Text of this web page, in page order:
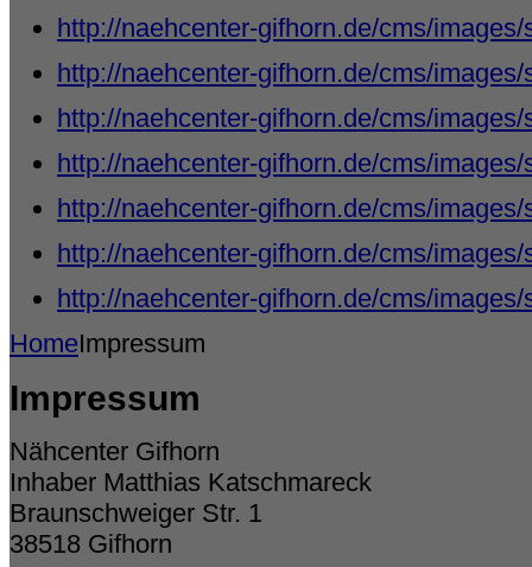
http://naehcenter-gifhorn.de/cms/
http://naehcenter-gifhorn.de/cms/
http://naehcenter-gifhorn.de/cms/
http://naehcenter-gifhorn.de/cms/
http://naehcenter-gifhorn.de/cms/
http://naehcenter-gifhorn.de/cms/
http://naehcenter-gifhorn.de/cms/
HomeImpressum
Impressum
Nähcenter Gifhorn
Inhaber Matthias Katschmareck
Braunschweiger Str. 1
38518 Gifhorn